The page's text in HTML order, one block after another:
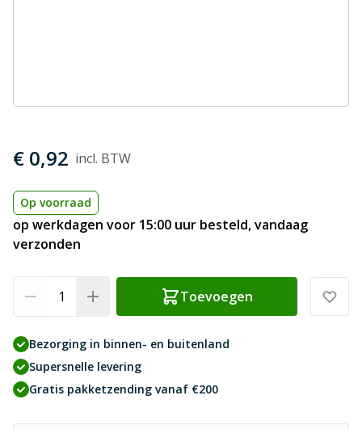
€ 0,92
Op voorraad
op werkdagen voor 15:00 uur besteld, vandaag
verzonden
Toevoegen
Bezorging in binnen- en buitenland
Supersnelle levering
Gratis pakketzending vanaf €200